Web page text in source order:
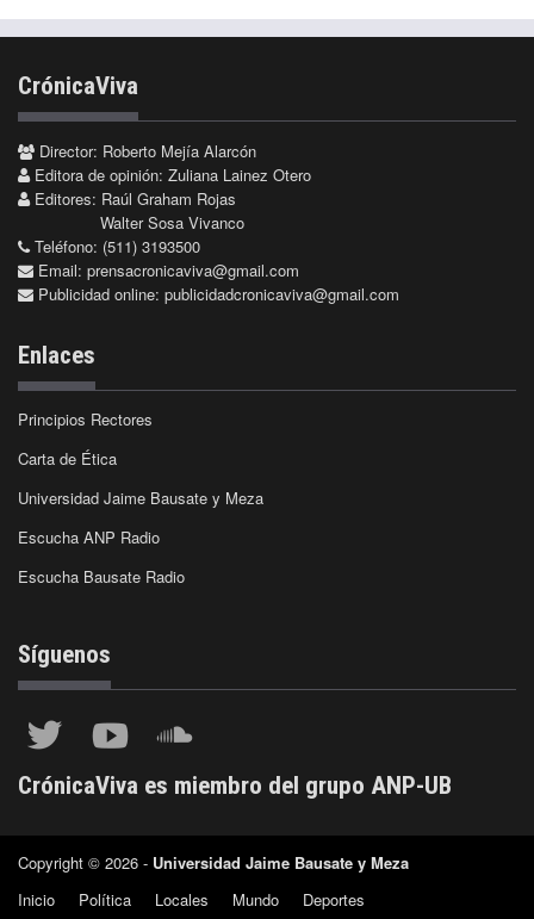
CrónicaViva
Director: Roberto Mejía Alarcón
Editora de opinión: Zuliana Lainez Otero
Editores: Raúl Graham Rojas
Walter Sosa Vivanco
Teléfono: (511) 3193500
Email: prensacronicaviva@gmail.com
Publicidad online: publicidadcronicaviva@gmail.com
Enlaces
Principios Rectores
Carta de Ética
Universidad Jaime Bausate y Meza
Escucha ANP Radio
Escucha Bausate Radio
Síguenos
CrónicaViva es miembro del grupo ANP-UB
Copyright © 2026 - Universidad Jaime Bausate y Meza
Inicio
Política Locales Mundo Deportes